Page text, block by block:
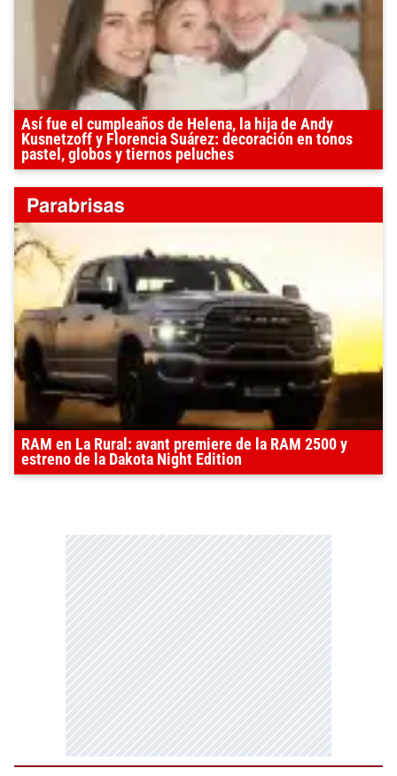
Así fue el cumpleaños de Helena, la hija de Andy
Kusnetzoff y Florencia Suárez: decoración en tonos
pastel, globos y tiernos peluches
RAM en La Rural: avant premiere de la RAM 2500 y
estreno de la Dakota Night Edition